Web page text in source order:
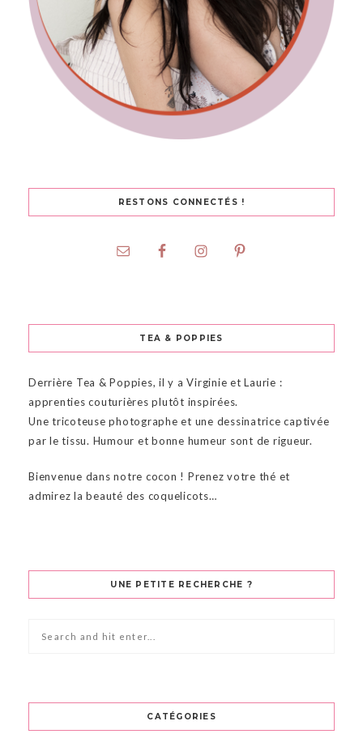
RESTONS CONNECTÉS !
TEA & POPPIES
Derrière Tea & Poppies, il y a Virginie et Laurie :
apprenties couturières plutôt inspirées.
Une tricoteuse photographe et une dessinatrice captivée
par le tissu. Humour et bonne humeur sont de rigueur.
Bienvenue dans notre cocon ! Prenez votre thé et
admirez la beauté des coquelicots…
UNE PETITE RECHERCHE ?
CATÉGORIES